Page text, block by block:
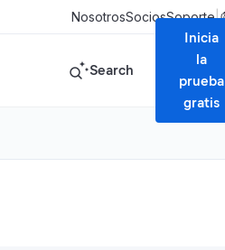
NosotrosSociosSoporte|
Search
Inicia
la
prueba
gratis